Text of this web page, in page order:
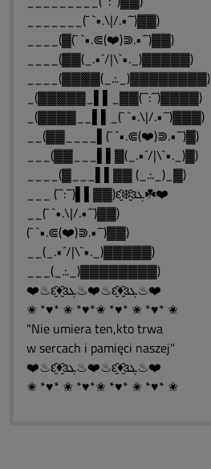
_______(¯ `•.\|/.•´¯)▓▓)
____(▓(¯ `•.⋐(❤️)⋑.•´¯)▓▓)
____(▓▓(_.•´/|\`•._)▓▓▓▓▓)
____(▓▓▓▓(_.:._)▓▓▓▓▓▓▓▓)
_(▓▓▓▓▓_▌▌_▓▓(¯`:´¯)▓▓▓▓)
_(▓▓▓▓__▌▌_(¯ `•.\|/.•´¯)▓▓▓)
__(▓▓____▌(¯ `•.⋐(❤️)⋑.•´¯)▓)
___(▓▓___▌▌▓(_.•´/|\`•._)▓)
____(▓___▌▌▓▓ (_.:._)_▓)
___ (¯`:´¯)▌▌▓▓)ԑ̮̑❄️̮̑ɜܓ☘️❤️
__(¯ `•.\|/.•´¯)▓▓)
(¯ `•.⋐(❤️)⋑.•´¯)▓▓)
__(_.•´/|\`•._)▓▓▓▓▓)
___(_.:._)▓▓▓▓▓▓▓▓)
❤️♨ԑ̮̑♦̮̑ɜܓ♨❤️♨ԑ̮̑♦̮̑ɜܓ♨❤️
✬ *♥* ✬ *♥*✬ *♥* ✬ *♥* ✬
"Nie umiera ten,kto trwa
w sercach i pamięci naszej"
❤️♨ԑ̮̑♦̮̑ɜܓ♨❤️♨ԑ̮̑♦̮̑ɜܓ♨❤️
✬ *♥* ✬ *♥*✬ *♥* ✬ *♥* ✬